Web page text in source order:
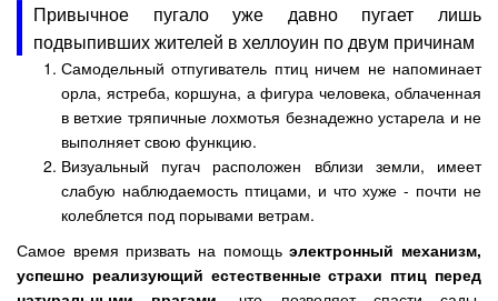
Привычное пугало уже давно пугает лишь
подвыпивших жителей в хеллоуин по двум причинам
Самодельный отпугиватель птиц ничем не напоминает
орла, ястреба, коршуна, а фигура человека, облаченная
в ветхие тряпичные лохмотья безнадежно устарела и не
выполняет свою функцию.
Визуальный пугач расположен вблизи земли, имеет
слабую наблюдаемость птицами, и что хуже - почти не
колеблется под порывами ветрам.
Самое время призвать на помощьэлектронный механизм,
успешно реализующий естественные страхи птиц перед